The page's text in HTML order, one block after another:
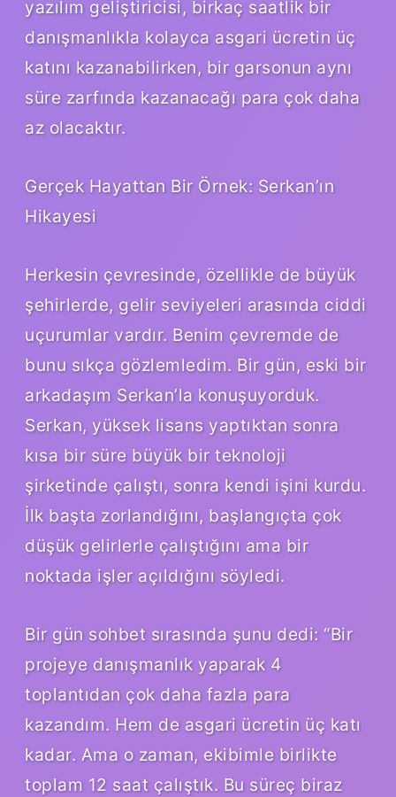
yazılım geliştiricisi, birkaç saatlik bir
danışmanlıkla kolayca asgari ücretin üç
katını kazanabilirken, bir garsonun aynı
süre zarfında kazanacağı para çok daha
az olacaktır.
Gerçek Hayattan Bir Örnek: Serkan’ın
Hikayesi
Herkesin çevresinde, özellikle de büyük
şehirlerde, gelir seviyeleri arasında ciddi
uçurumlar vardır. Benim çevremde de
bunu sıkça gözlemledim. Bir gün, eski bir
arkadaşım Serkan’la konuşuyorduk.
Serkan, yüksek lisans yaptıktan sonra
kısa bir süre büyük bir teknoloji
şirketinde çalıştı, sonra kendi işini kurdu.
İlk başta zorlandığını, başlangıçta çok
düşük gelirlerle çalıştığını ama bir
noktada işler açıldığını söyledi.
Bir gün sohbet sırasında şunu dedi: “Bir
projeye danışmanlık yaparak 4
toplantıdan çok daha fazla para
kazandım. Hem de asgari ücretin üç katı
kadar. Ama o zaman, ekibimle birlikte
toplam 12 saat çalıştık. Bu süreç biraz